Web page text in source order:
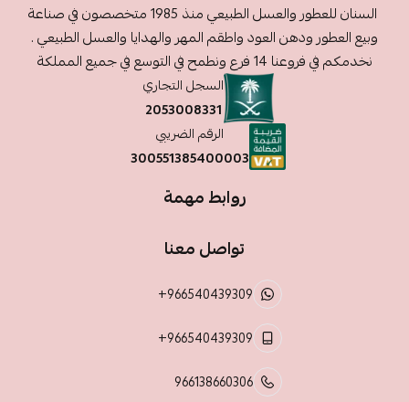
السنان للعطور والعسل الطبيعي منذ 1985 متخصصون في صناعة
وبيع العطور ودهن العود واطقم المهر والهدايا والعسل الطبيعي .
نخدمكم في فروعنا 14 فرع ونطمح في التوسع في جميع المملكة
السجل التجاري
2053008331
الرقم الضريبي
300551385400003
روابط مهمة
تواصل معنا
+966540439309
+966540439309
966138660306